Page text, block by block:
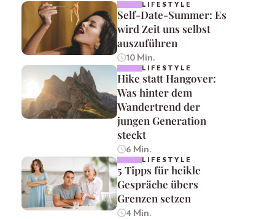
LIFESTYLE
Self-Date-Summer: Es
wird Zeit uns selbst
auszuführen
10 Min.
LIFESTYLE
Hike statt Hangover:
Was hinter dem
Wandertrend der
jungen Generation
steckt
6 Min.
LIFESTYLE
5 Tipps für heikle
Gespräche übers
Grenzen setzen
4 Min.